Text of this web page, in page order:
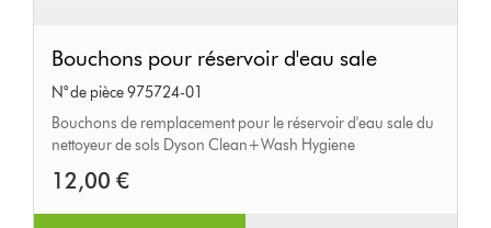
pour
réservoir
d'eau
sale
Bouchons pour réservoir d'eau sale
N° de pièce 975724-01
Bouchons de remplacement pour le réservoir d'eau sale du
nettoyeur de sols Dyson Clean+Wash Hygiene
12,00 €